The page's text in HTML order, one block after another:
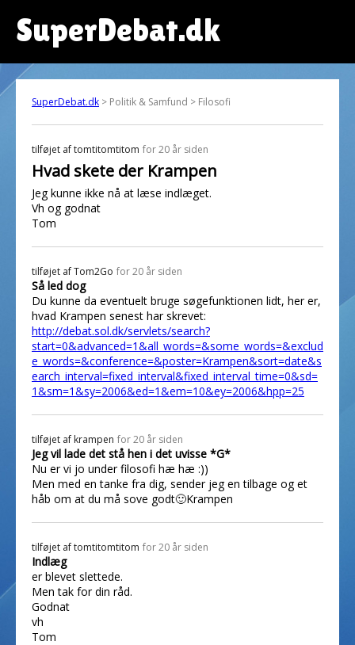
SuperDebat.dk
SuperDebat.dk > Politik & Samfund > Filosofi
tilføjet aftomtitomtitom for 20 år siden
Hvad skete der Krampen
Jeg kunne ikke nå at læse indlæget.
Vh og godnat
Tom
tilføjet afTom2Go for 20 år siden
Så led dog
Du kunne da eventuelt bruge søgefunktionen lidt, her er,
hvad Krampen senest har skrevet:
http://debat.sol.dk/servlets/search?
start=0&advanced=1&all_words=&some_words=&exclud
e_words=&conference=&poster=Krampen&sort=date&s
earch_interval=fixed_interval&fixed_interval_time=0&sd=
1&sm=1&sy=2006&ed=1&em=10&ey=2006&hpp=25
tilføjet af krampen for 20 år siden
Jeg vil lade det stå hen i det uvisse *G*
Nu er vi jo under filosofi hæ hæ :))
Men med en tanke fra dig, sender jeg en tilbage og et
håb om at du må sove godt🙂Krampen
tilføjet aftomtitomtitom for 20 år siden
Indlæg
er blevet slettede.
Men tak for din råd.
Godnat
vh
Tom